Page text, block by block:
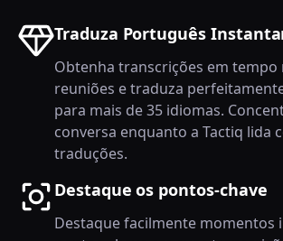
Traduza Português
Obtenha transcrições em tempo
reuniões e traduza
para mais de 35 idiomas.
conversa enquanto a Tactiq lida
traduções.
Destaque os pontos-chave
Destaque facilmente momentos